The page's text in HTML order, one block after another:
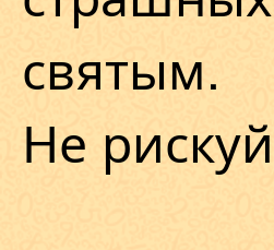
святым.
Не